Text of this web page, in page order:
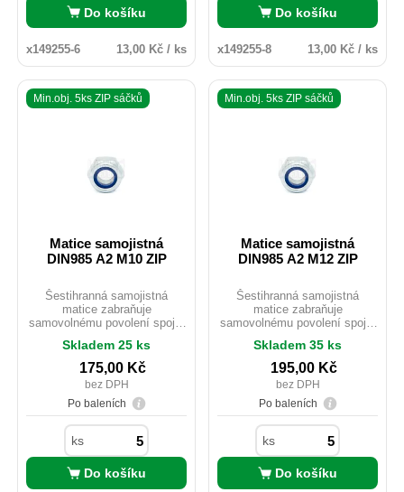
Do košíku
x149255-6 13,00 Kč / ks
Do košíku
x149255-8 13,00 Kč / ks
Min.obj. 5ks ZIP sáčků
Matice samojistná
DIN985 A2 M10 ZIP
Šestihranná samojistná
matice zabraňuje
samovolnému povolení spoje.
polyamidový pojistný kroužek.
Matice se dodávají běžně
pozinkované, ale je možno je
pokovit např. i do černého
zinku, ovšem za cenu změny
barvy polyamidového krouž,
což ovšem nemá vliv na jeho
funkčnost.
Skladem 25 ks
175,00 Kč
bez DPH
Po baleních
ks
Do košíku
Min.obj. 5ks ZIP sáčků
Matice samojistná
DIN985 A2 M12 ZIP
Šestihranná samojistná
matice zabraňuje
samovolnému povolení spoje.
polyamidový pojistný kroužek.
Matice se dodávají běžně
pozinkované, ale je možno je
pokovit např. i do černého
zinku, ovšem za cenu změny
barvy polyamidového krouž,
což ovšem nemá vliv na jeho
funkčnost.
Skladem 35 ks
195,00 Kč
bez DPH
Po baleních
ks
Do košíku